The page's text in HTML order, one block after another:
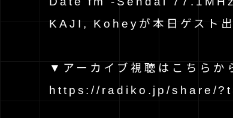
KAJI, Koheyが本日ゲスト出
▼アーカイブ視聴はこちらか
https://radiko.jp/share/